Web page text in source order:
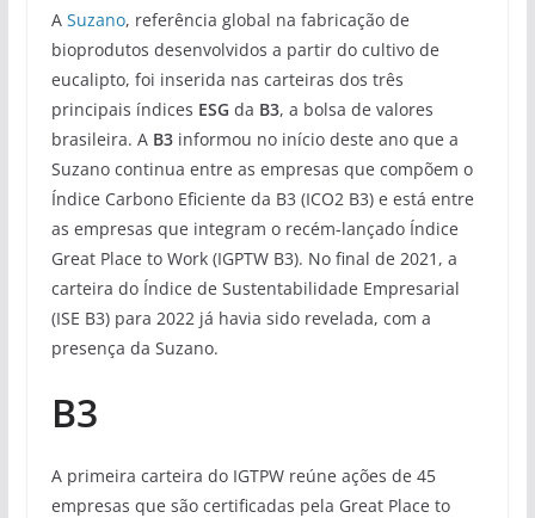
A Suzano, referência global na fabricação de
bioprodutos desenvolvidos a partir do cultivo de
eucalipto, foi inserida nas carteiras dos três
principais índices ESG da B3, a bolsa de valores
brasileira. AB3informou no início deste ano que a
Suzano continua entre as empresas que compõem o
Índice Carbono Eficiente da B3 (ICO2 B3) e está entre
as empresas que integram o recém-lançado Índice
Great Place to Work (IGPTW B3). No final de 2021, a
carteira do Índice de Sustentabilidade Empresarial
(ISE B3) para 2022 já havia sido revelada, com a
presença da Suzano.
B3
A primeira carteira do IGTPW reúne ações de 45
empresas que são certificadas pela Great Place to